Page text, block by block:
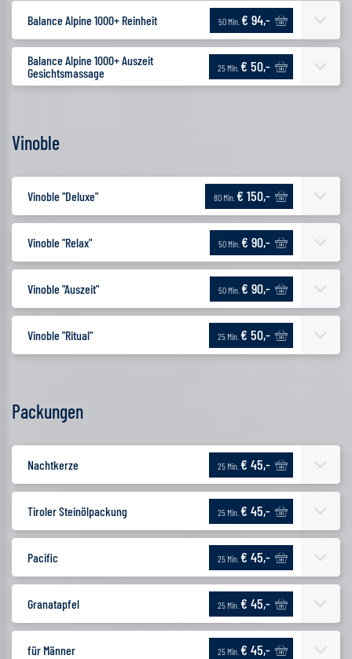
Balance Alpine 1000+ Reinheit 50 Min. € 94,-
Balance Alpine 1000+ Auszeit
Gesichtsmassage
25 Min. € 50,-
Vinoble
Vinoble "Deluxe" 80 Min. € 150,-
Vinoble "Relax" 50 Min. € 90,-
Vinoble "Auszeit" 50 Min. € 90,-
Vinoble "Ritual" 25 Min. € 50,-
Packungen
Nachtkerze 25 Min. € 45,-
Tiroler Steinölpackung 25 Min. € 45,-
Pacific 25 Min. € 45,-
Granatapfel 25 Min. € 45,-
für Männer 25 Min. € 45,-